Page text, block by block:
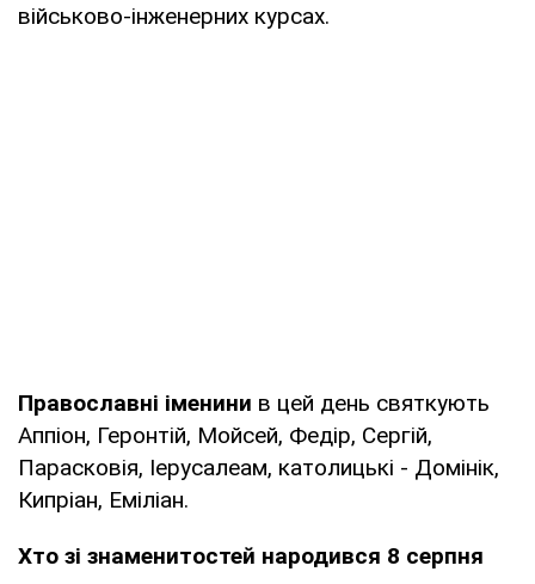
військово-інженерних курсах.
Православні іменини в цей день святкують
Аппіон, Геронтій, Мойсей, Федір, Сергій,
Парасковія, Іерусалеам, католицькі - Домінік,
Кипріан, Еміліан.
Хто зі знаменитостей народився 8 серпня